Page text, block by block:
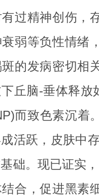
过精神创伤，
弱等负性情绪
的发病密切相
丘脑-垂体释放
而致色素沉着
活跃，皮肤中
础。现已证实
合，促进黑素